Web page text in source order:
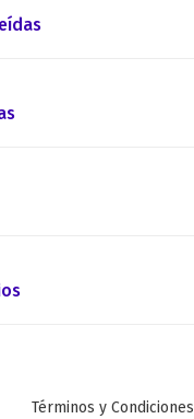
Términos y Condiciones